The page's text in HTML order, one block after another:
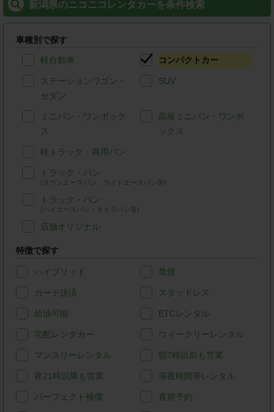
新潟県のニコニコレンタカーを条件検索
車種別で探す
軽自動車 コンパクトカー
ステーションワゴン・
セダン
SUV
ミニバン・ワンボック
ス
高級ミニバン・ワンボ
ックス
軽トラック・商用バン
トラック・バン
(タウンエースバン、ライトエースバン等)
トラック・バン
(ハイエースバン・キャラバン等)
店舗オリジナル
特徴で探す
ハイブリッド 禁煙
カード決済 スタッドレス
給油可能 ETCレンタル
宅配レンタカー ウィークリーレンタル
マンスリーレンタル 朝7時以前も営業
夜21時以降も営業 深夜時間帯レンタル
パーフェクト補償 直前予約